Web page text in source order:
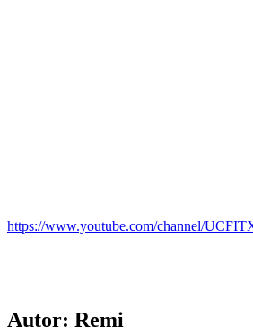
https://www.youtube.com/channel/
Autor: Remi